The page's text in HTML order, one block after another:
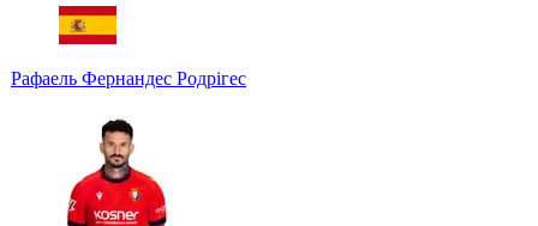
Рафаель Фернандес Родрігес